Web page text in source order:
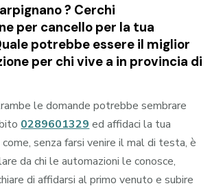
? Cerchi
per cancello per la tua
potrebbe essere il miglior
per chi vive a in provincia di
le domande potrebbe sembrare
0289601329 ed affidaci la tua
come, senza farsi venire il mal di testa, è
da chi le automazioni le conosce,
di affidarsi al primo venuto e subire